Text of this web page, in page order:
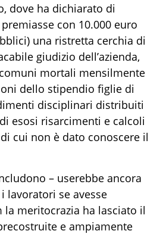
dove ha dichiarato di
con 10.000 euro
una ristretta cerchia di
giudizio dell’azienda,
mortali mensilmente
dello stipendio figlie di
disciplinari distribuiti
esosi risarcimenti e calcoli
cui non è dato conoscere il
– userebbe ancora
lavoratori se avesse
la meritocrazia ha lasciato il
e ampiamente